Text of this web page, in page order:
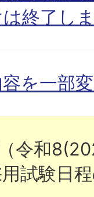
終了し
を一部
令和
試験日